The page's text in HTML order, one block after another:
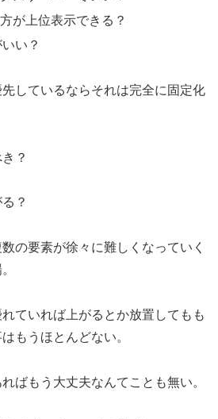
が上位表示できる？
い？
先しているならそれは完全に固定化
？
？
の要素が徐々に難しくなっていく
ていれば上がるとか放置してもも
もうほとんどない。
ばもう大丈夫なんてことも無い。